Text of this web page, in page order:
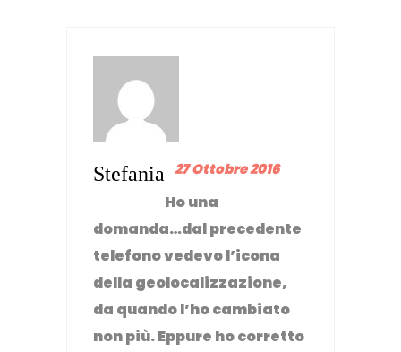
Stefania 27 Ottobre 2016
Ho una
domanda…dal precedente
telefono vedevo l’icona
della geolocalizzazione,
da quando l’ho cambiato
non più. Eppure ho corretto